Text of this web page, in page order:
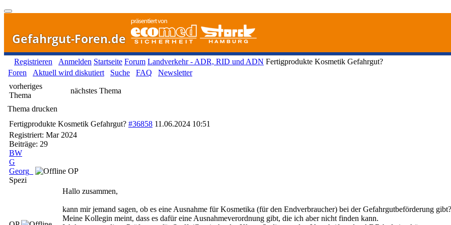
Gefahrgut-Foren.de
Registrieren Anmelden Startseite Forum Landverkehr - ADR, RID und ADN Fertigprodukte Kosmetik Gefahrgut?
Foren
Aktuell wird diskutiert Suche FAQ
Newsletter
vorheriges
Thema
nächstes Thema
Thema drucken
Fertigprodukte Kosmetik Gefahrgut? #36858 11.06.2024 10:51
Registriert: Mar 2024
Beiträge: 29
BW
G
Georg_
OP
Spezi
Hallo zusammen,
kann mir jemand sagen, ob es eine Ausnahme für Kosmetika (für den Endverbraucher) bei der Gefahrgutbeförderung gibt?
Meine Kollegin meint, dass es dafür eine Ausnahmeverordnung gibt, die ich aber nicht finden kann.